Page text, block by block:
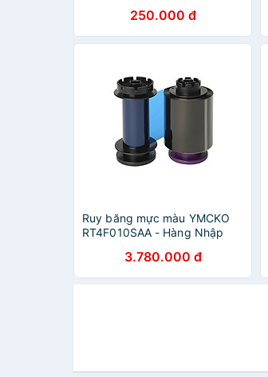
250.000 đ
Ruy băng mực màu YMCKO
RT4F010SAA - Hàng Nhập
3.780.000 đ